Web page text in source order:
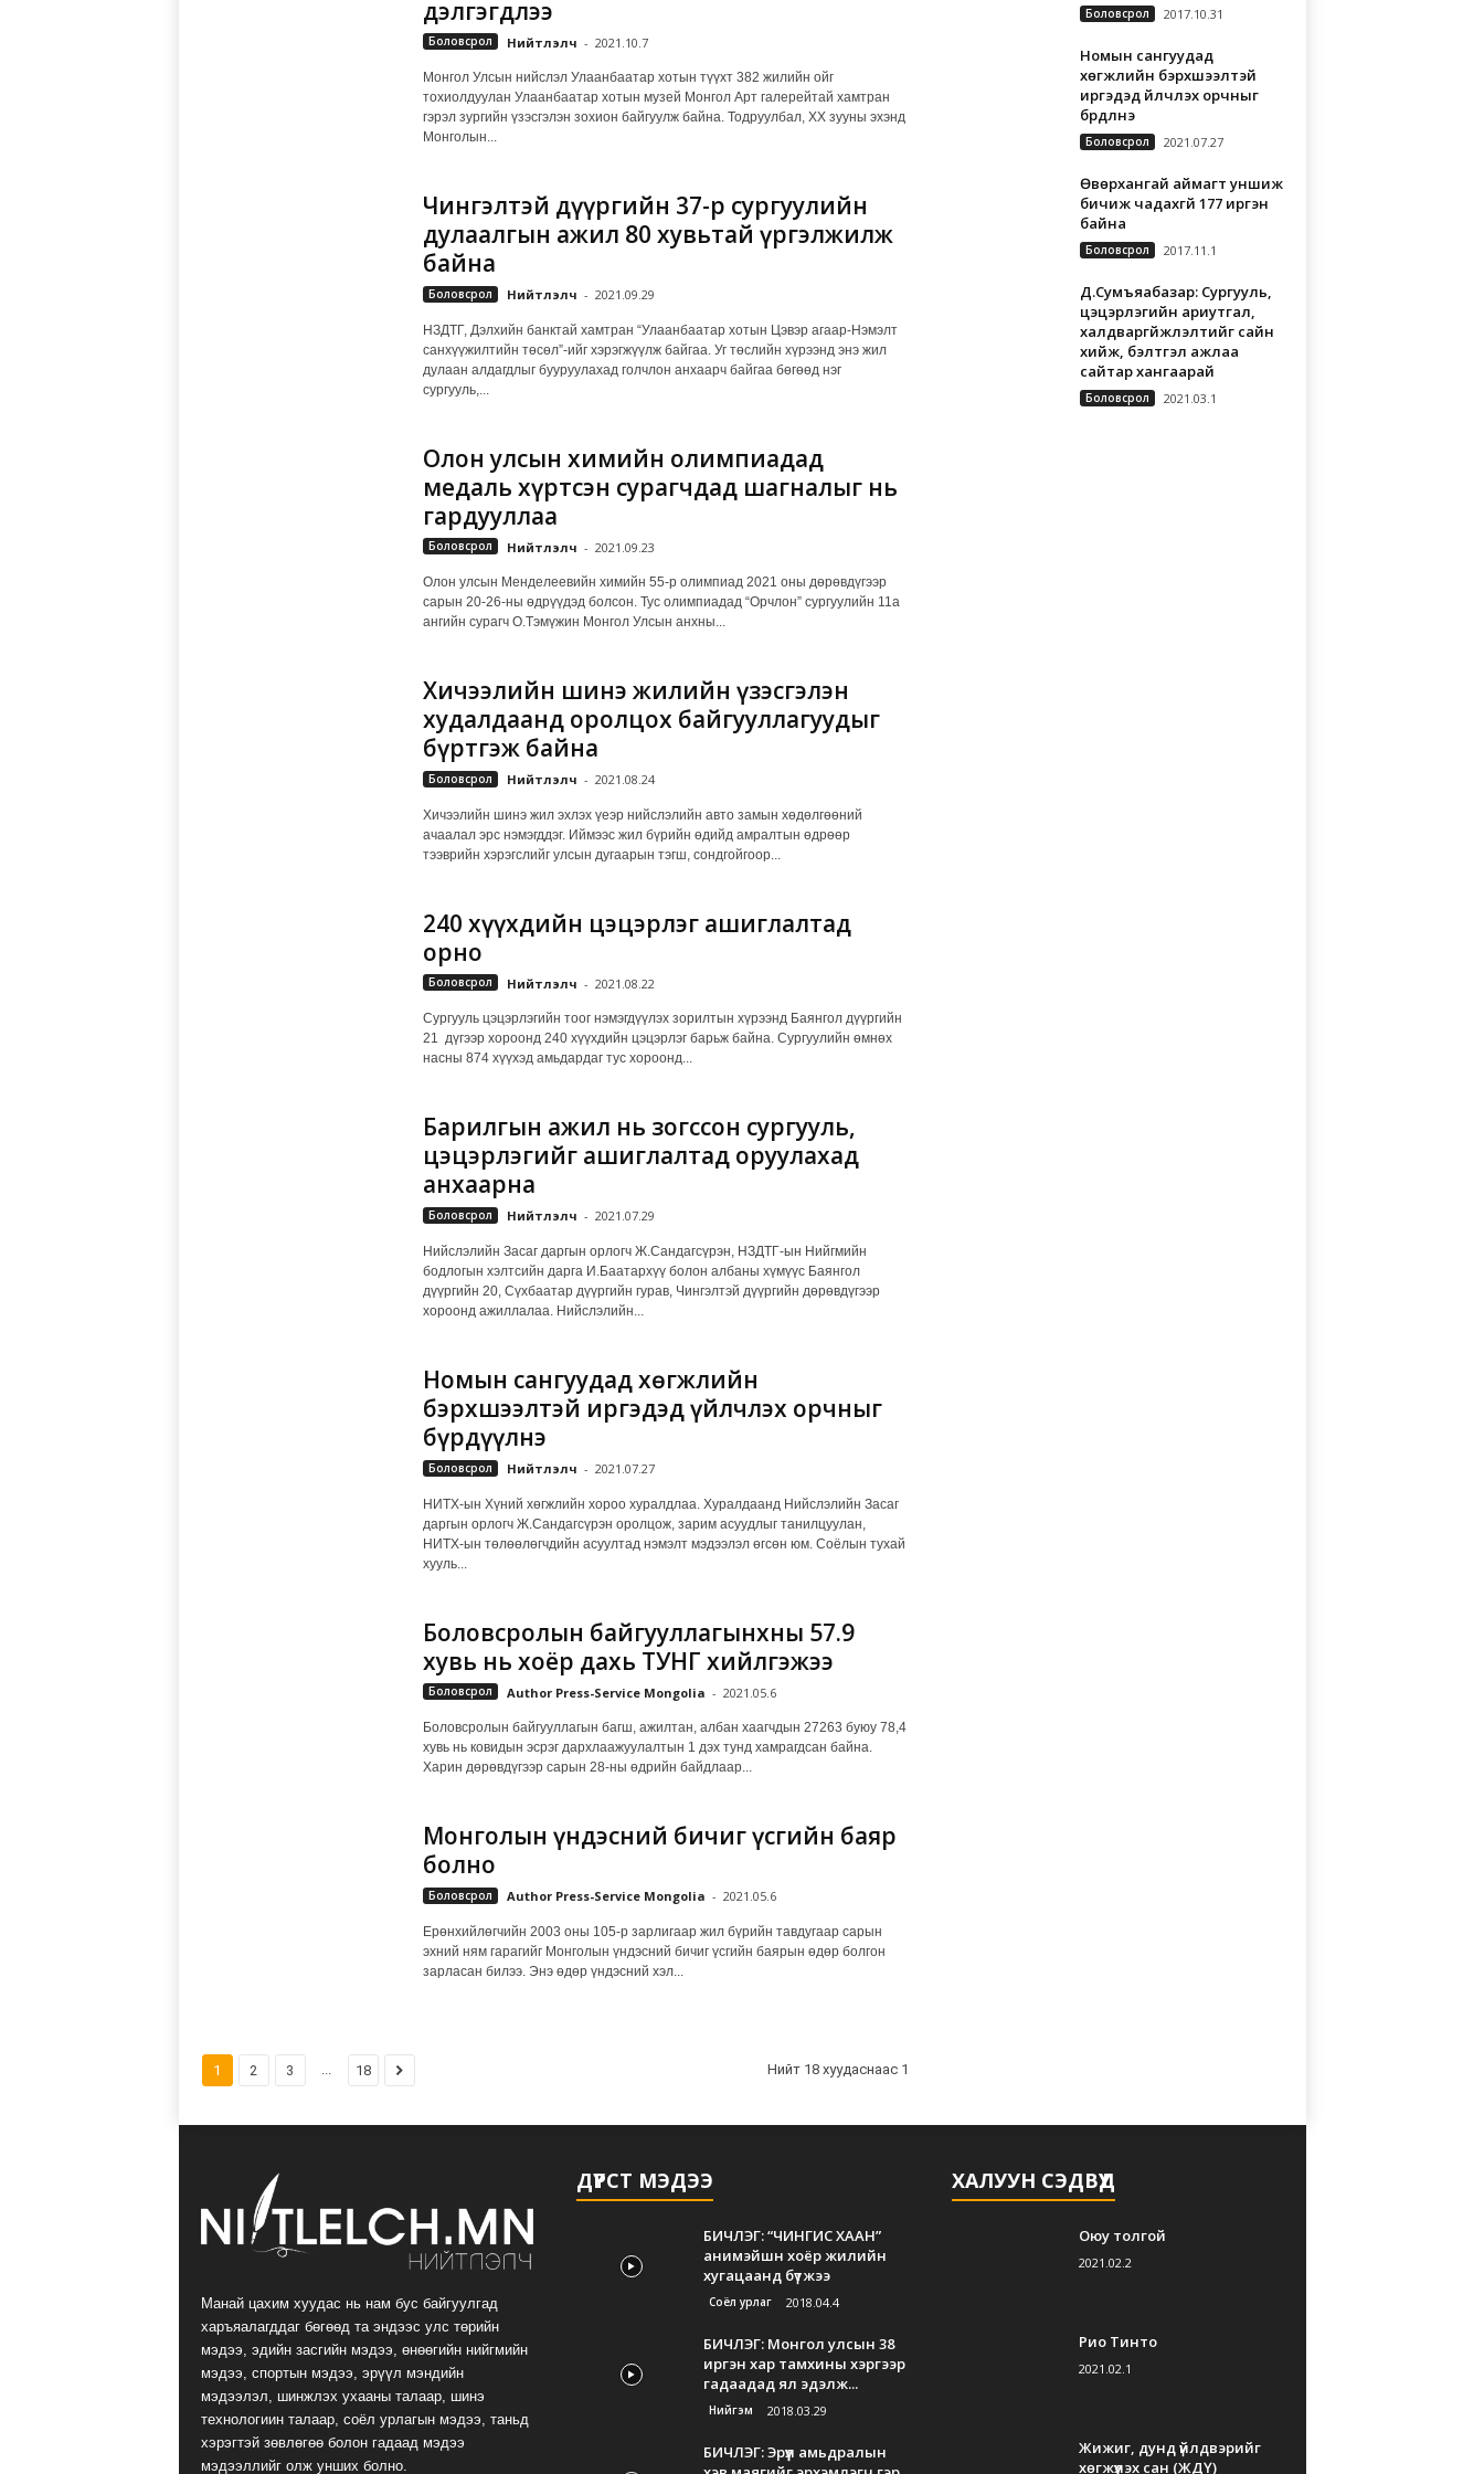
дэлгэгдлээ
Боловсрол Нийтлэлч - 2021.10.7
Монгол Улсын нийслэл Улаанбаатар хотын түүхт 382 жилийн ойг
тохиолдуулан Улаанбаатар хотын музей Монгол Арт галерейтай хамтран
гэрэл зургийн үзэсгэлэн зохион байгуулж байна. Тодруулбал, XX зууны эхэнд
Монголын...
Чингэлтэй дүүргийн 37-р сургуулийн
дулаалгын ажил 80 хувьтай үргэлжилж
байна
Боловсрол Нийтлэлч - 2021.09.29
НЗДТГ, Дэлхийн банктай хамтран “Улаанбаатар хотын Цэвэр агаар-Нэмэлт
санхүүжилтийн төсөл”-ийг хэрэгжүүлж байгаа. Уг төслийн хүрээнд энэ жил
дулаан алдагдлыг бууруулахад голчлон анхаарч байгаа бөгөөд нэг
сургууль,...
Олон улсын химийн олимпиадад
медаль хүртсэн сурагчдад шагналыг нь
гардууллаа
Боловсрол Нийтлэлч - 2021.09.23
Олон улсын Менделеевийн химийн 55-р олимпиад 2021 оны дөрөвдүгээр
сарын 20-26-ны өдрүүдэд болсон. Тус олимпиадад “Орчлон” сургуулийн 11а
ангийн сурагч О.Тэмүжин Монгол Улсын анхны...
Хичээлийн шинэ жилийн үзэсгэлэн
худалдаанд оролцох байгууллагуудыг
бүртгэж байна
Боловсрол Нийтлэлч - 2021.08.24
Хичээлийн шинэ жил эхлэх үеэр нийслэлийн авто замын хөдөлгөөний
ачаалал эрс нэмэгддэг. Иймээс жил бүрийн өдийд амралтын өдрөөр
тээврийн хэрэгслийг улсын дугаарын тэгш, сондгойгоор...
240 хүүхдийн цэцэрлэг ашиглалтад
орно
Боловсрол Нийтлэлч - 2021.08.22
Сургууль цэцэрлэгийн тоог нэмэгдүүлэх зорилтын хүрээнд Баянгол дүүргийн
21 дүгээр хороонд 240 хүүхдийн цэцэрлэг барьж байна. Сургуулийн өмнөх
насны 874 хүүхэд амьдардаг тус хороонд...
Барилгын ажил нь зогссон сургууль,
цэцэрлэгийг ашиглалтад оруулахад
анхаарна
Боловсрол Нийтлэлч - 2021.07.29
Нийслэлийн Засаг даргын орлогч Ж.Сандагсүрэн, НЗДТГ-ын Нийгмийн
бодлогын хэлтсийн дарга И.Баатархүү болон албаны хүмүүс Баянгол
дүүргийн 20, Сүхбаатар дүүргийн гурав, Чингэлтэй дүүргийн дөрөвдүгээр
хороонд ажиллалаа. Нийслэлийн...
Номын сангуудад хөгжлийн
бэрхшээлтэй иргэдэд үйлчлэх орчныг
бүрдүүлнэ
Боловсрол Нийтлэлч - 2021.07.27
НИТХ-ын Хүний хөгжлийн хороо хуралдлаа. Хуралдаанд Нийслэлийн Засаг
даргын орлогч Ж.Сандагсүрэн оролцож, зарим асуудлыг танилцуулан,
НИТХ-ын төлөөлөгчдийн асуултад нэмэлт мэдээлэл өгсөн юм. Соёлын тухай
хууль...
Боловсролын байгууллагынхны 57.9
хувь нь хоёр дахь ТУНГ хийлгэжээ
Боловсрол Author Press-Service Mongolia - 2021.05.6
Боловсролын байгууллагын багш, ажилтан, албан хаагчдын 27263 буюу 78,4
хувь нь ковидын эсрэг дархлаажуулалтын 1 дэх тунд хамрагдсан байна.
Харин дөрөвдүгээр сарын 28-ны өдрийн байдлаар...
Монголын үндэсний бичиг үсгийн баяр
болно
Боловсрол Author Press-Service Mongolia - 2021.05.6
Ерөнхийлөгчийн 2003 оны 105-р зарлигаар жил бүрийн тавдугаар сарын
эхний ням гарагийг Монголын үндэсний бичиг үсгийн баярын өдөр болгон
зарласан билээ. Энэ өдөр үндэсний хэл...
1 2 3 18 Нийт 18 хуудаснаас 1
Боловсрол 2017.10.31
Номын сангуудад
хөгжлийн бэрхшээлтэй
иргэдэд үйлчлэх орчныг
бүрдүүлнэ
Боловсрол 2021.07.27
Өвөрхангай аймагт уншиж
бичиж чадахгүй 177 иргэн
байна
Боловсрол 2017.11.1
Д.Сумъяабазар: Сургууль,
цэцэрлэгийн ариутгал,
халдваргүйжүүлэлтийг сайн
хийж, бэлтгэл ажлаа
сайтар хангаарай
Боловсрол 2021.03.1
Манай цахим хуудас нь нам бус байгуулгад
харъяалагддаг бөгөөд та эндээс улс төрийн
мэдээ, эдийн засгийн мэдээ, өнөөгийн нийгмийн
мэдээ, спортын мэдээ, эрүүл мэндийн
мэдээлэл, шинжлэх ухааны талаар, шинэ
технологиин талаар, соёл урлагын мэдээ, таньд
хэрэгтэй зөвлөгөө болон гадаад мэдээ
мэдээллийг олж унших болно.
ДҮРСТ МЭДЭЭ
БИЧЛЭГ: “ЧИНГИС ХААН”
анимэйшн хоёр жилийн
хугацаанд бүтжээ
Соёл урлаг 2018.04.4
БИЧЛЭГ: Монгол улсын 38
иргэн хар тамхины хэргээр
гадаадад ял эдэлж...
Нийгэм 2018.03.29
БИЧЛЭГ: Эрүүл амьдралын
ХАЛУУН СЭДВҮҮД
Оюу толгой
2021.02.2
Рио Тинто
2021.02.1
Жижиг, дунд үйлдвэрийг
хөгжүүлэх сан (ЖДҮ)